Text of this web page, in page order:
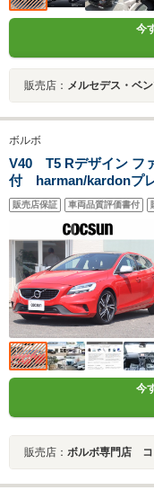
今
販売店： メルセデス・ベン
ボルボ
V40 T5 Rデザイン フ
付 harman/kardonプ
ラスルーフ 18インチ
ン リアビューカメラ
トヒーター パワーシ
販売店保証 車両品質評価書付
今
販売店： ボルボ専門店